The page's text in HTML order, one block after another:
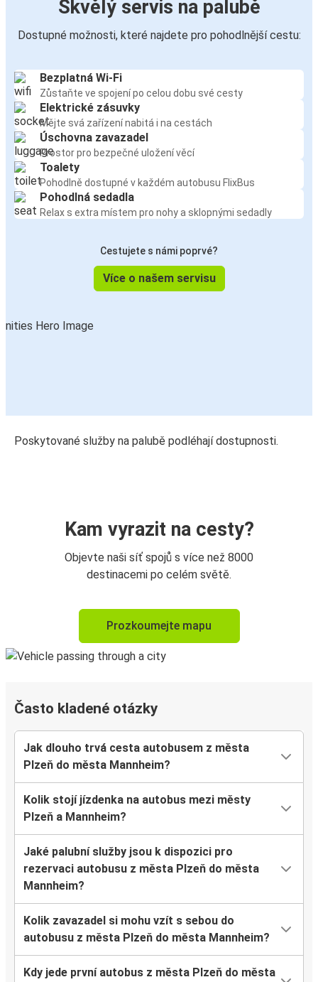
Skvělý servis na palubě
Dostupné možnosti, které najdete pro pohodlnější cestu:
Bezplatná Wi-Fi
Zůstaňte ve spojení po celou dobu své cesty
Elektrické zásuvky
Mějte svá zařízení nabitá i na cestách
Úschovna zavazadel
Prostor pro bezpečné uložení věcí
Toalety
Pohodlně dostupné v každém autobusu FlixBus
Pohodlná sedadla
Relax s extra místem pro nohy a sklopnými sedadly
Cestujete s námi poprvé?
Více o našem servisu
Poskytované služby na palubě podléhají dostupnosti.
Kam vyrazit na cesty?
Objevte naši síť spojů s více než 8000
destinacemi po celém světě.
Prozkoumejte mapu
Často kladené otázky
Jak dlouho trvá cesta autobusem z města
Plzeň do města Mannheim?
Kolik stojí jízdenka na autobus mezi městy
Plzeň a Mannheim?
Jaké palubní služby jsou k dispozici pro
rezervaci autobusu z města Plzeň do města
Mannheim?
Kolik zavazadel si mohu vzít s sebou do
autobusu z města Plzeň do města Mannheim?
Kdy jede první autobus z města Plzeň do města